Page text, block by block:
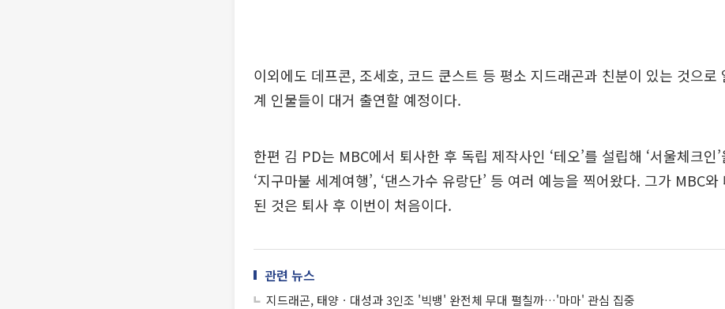
이외에도 데프콘, 조세호, 코드 쿤스트 등 평소 지드래곤과 친분이 있는 것으로
계 인물들이 대거 출연할 예정이다.
한편 김 PD는 MBC에서 퇴사한 후 독립 제작사인 ‘테오’를 설립해 ‘서울체크인
‘지구마불 세계여행’, ‘댄스가수 유랑단’ 등 여러 예능을 찍어왔다. 그가 MBC
된 것은 퇴사 후 이번이 처음이다.
관련 뉴스
지드래곤, 태양ㆍ대성과 3인조 '빅뱅' 완전체 무대 펼칠까…'마마' 관심 집중